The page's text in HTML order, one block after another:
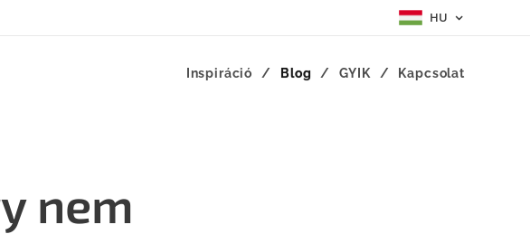
HU
Inspiráció Blog GYIK Kapcsolat
nem